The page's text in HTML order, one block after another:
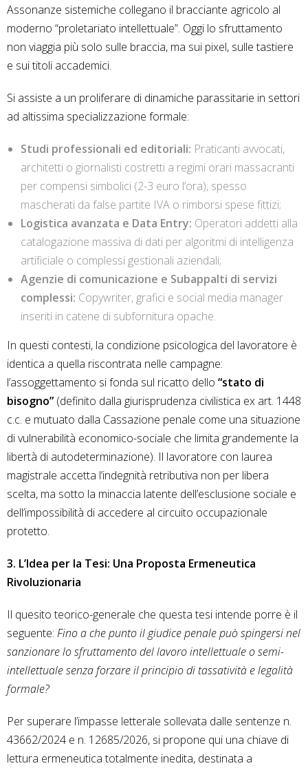
Assonanze sistemiche collegano il bracciante agricolo al
moderno “proletariato intellettuale”. Oggi lo sfruttamento
non viaggia più solo sulle braccia, ma sui pixel, sulle tastiere
e sui titoli accademici.
Si assiste a un proliferare di dinamiche parassitarie in settori
ad altissima specializzazione formale:
Studi professionali ed editoriali: Praticanti avvocati,
architetti o giornalisti costretti a regimi orari massacranti
per compensi simbolici (2-3 euro l’ora), spesso
mascherati da false partite IVA o rimborsi spese fittizi;
Logistica avanzata e Data Entry: Operatori addetti alla
catalogazione massiva di dati per algoritmi di intelligenza
artificiale o complessi gestionali aziendali;
Agenzie di comunicazione e Subappalti di servizi
complessi: Copywriter, grafici e social media manager
inseriti in catene di subfornitura opache.
In questi contesti, la condizione psicologica del lavoratore è
identica a quella riscontrata nelle campagne:
l’assoggettamento si fonda sul ricatto dello “stato di
bisogno” (definito dalla giurisprudenza civilistica ex art. 1448
c.c. e mutuato dalla Cassazione penale come una situazione
di vulnerabilità economico-sociale che limita grandemente la
libertà di autodeterminazione). Il lavoratore con laurea
magistrale accetta l’indegnità retributiva non per libera
scelta, ma sotto la minaccia latente dell’esclusione sociale e
dell’impossibilità di accedere al circuito occupazionale
protetto.
3. L’Idea per la Tesi: Una Proposta Ermeneutica
Rivoluzionaria
Il quesito teorico-generale che questa tesi intende porre è il
seguente: Fino a che punto il giudice penale può spingersi nel
sanzionare lo sfruttamento del lavoro intellettuale o semi-
intellettuale senza forzare il principio di tassatività e legalità
formale?
Per superare l’impasse letterale sollevata dalle sentenze n.
43662/2024 e n. 12685/2026, si propone qui una chiave di
lettura ermeneutica totalmente inedita, destinata a